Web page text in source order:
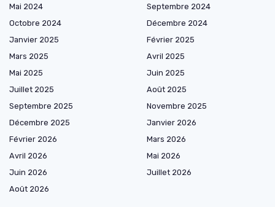
Mai 2024
Septembre 2024
Octobre 2024
Décembre 2024
Janvier 2025
Février 2025
Mars 2025
Avril 2025
Mai 2025
Juin 2025
Juillet 2025
Août 2025
Septembre 2025
Novembre 2025
Décembre 2025
Janvier 2026
Février 2026
Mars 2026
Avril 2026
Mai 2026
Juin 2026
Juillet 2026
Août 2026